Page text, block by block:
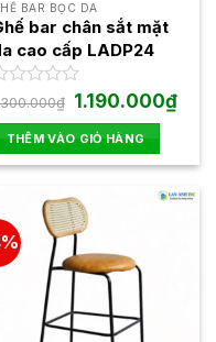
BAR BỌC DA
bar chân sắt mặt
cao cấp LADP24
hạng
₫ Giá
gốc
là:
1.300.000₫.
1.190.000₫Giá
hiện
THÊM VÀO GIỎ HÀNG